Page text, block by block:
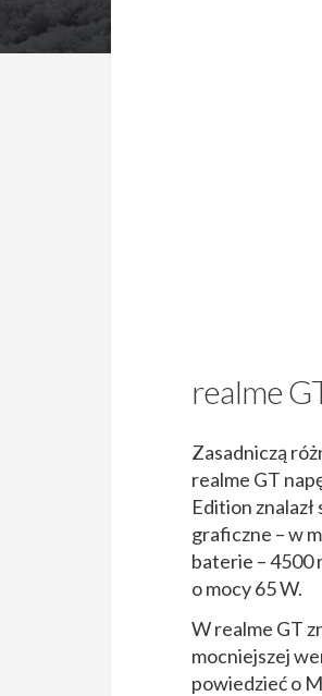
realme
Zasadniczą
realme GT
Edition znalazł
graficzne – w
baterie – 4500
o mocy 65 W.
W realme GT
mocniejszej
powiedzieć o